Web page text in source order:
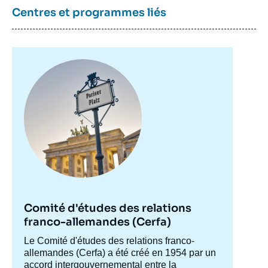
Centres et programmes liés
principale
Comité d'études des relations
franco-allemandes (Cerfa)
Accroche
centre
Le Comité d'études des relations franco-
allemandes (Cerfa) a été créé en 1954 par un
accord intergouvernemental entre la
publication
germano-algériennes : Une relance par la
coopération énergétique ? », Notes, Notes
du Cerfa, Ifri, 2 avril 2014.
Copier